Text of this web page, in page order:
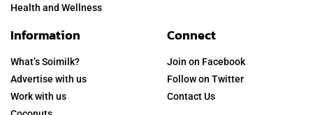
Health and Wellness
Information
What’s Soimilk?
Advertise with us
Work with us
Connect
Join on Facebook
Follow on Twitter
Contact Us